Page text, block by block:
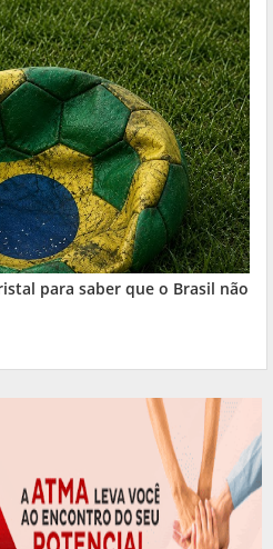
para saber que o Brasil não